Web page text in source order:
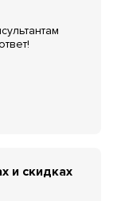
и скидках